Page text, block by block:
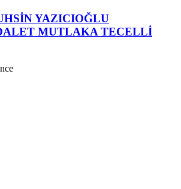
YAZICIOĞLU
MUTLAKA TECELLİ